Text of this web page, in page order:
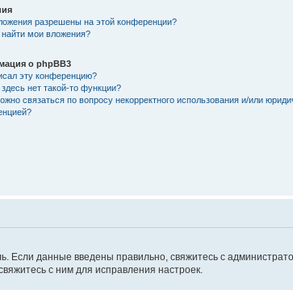
разрешены на этой конференции?
найти мои вложения?
о phpBB3
эту конференцию?
нет такой-то функции?
связаться по вопросу некорректного использования и/или
Если данные введены правильно, свяжитесь с
с ним для исправления настроек.